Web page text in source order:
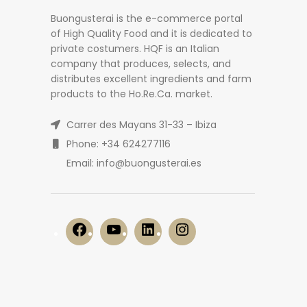
Buongusterai is the e-commerce portal
of High Quality Food and it is dedicated to
private costumers. HQF is an Italian
company that produces, selects, and
distributes excellent ingredients and farm
products to the Ho.Re.Ca. market.
Carrer des Mayans 31-33 – Ibiza
Phone: +34 624277116
Email: info@buongusterai.es